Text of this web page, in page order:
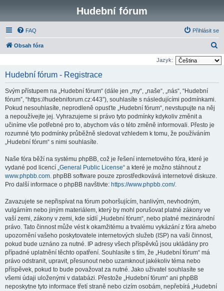
Hudební fórum
FAQ Přihlásit se
Obsah fóra
l
Jazyk:
Hudební fórum - Registrace
Svým přístupem na „Hudební fórum“ (dále jen „my“, „naše“, „nás“, “Hudební
fórum”, “https://hudebniforum.cz:443”), souhlasíte s následujícími podmínkami.
Pokud nesouhlasíte, neprodleně opusťte „Hudební fórum“, nevstupujte na něj
a nepoužívejte jej. Vyhrazujeme si právo tyto podmínky kdykoliv změnit a
učiníme vše potřebné pro to, abychom vás o této změně informovali. Přesto je
rozumné tyto podmínky průběžně sledovat vzhledem k tomu, že používáním
„Hudební fórum“ s nimi souhlasíte.
Naše fóra běží na systému phpBB, což je řešení internetového fóra, které je
vydané pod licencí „General Public License“ a které je možno stáhnout z
www.phpbb.com. phpBB software pouze zprostředkovává internetové diskuze.
Pro další informace o phpBB navštivte: https://www.phpbb.com/.
Zavazujete se nepřispívat na fórum pohoršujícím, hanlivým, nevhodným,
vulgárním nebo jiným materiálem, který by mohl porušovat platné zákony ve
vaší zemi, zákony v zemi, kde sídlí „Hudební fórum“, nebo platné mezinárodní
právo. Tato činnost může vést k okamžitému a trvalému vykázání z fóra a/nebo
upozornění vašeho poskytovatele internetových služeb (ISP) na vaši činnost,
pokud bude uznáno za nutné. IP adresy všech příspěvků jsou ukládány pro
případné uplatnění těchto opatření. Souhlasíte s tím, že „Hudební fórum“ má
právo odstranit, upravit, přesunout nebo uzamknout jakékoliv téma nebo
příspěvek, pokud to bude považovat za nutné. Jako uživatel souhlasíte se
všemi údaji uloženými v databázi. Přestože „Hudební fórum“ ani phpBB
neposkytne tyto informace třetí straně nebo cizím osobám, nepřebírá „Hudební